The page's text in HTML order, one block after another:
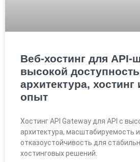
Веб-хостинг для API-
высокой
архитектура,
опыт
Хостинг API Gateway для API с
архитектура, масштабируемость и
отказоустойчивость для
хостинговых решений.